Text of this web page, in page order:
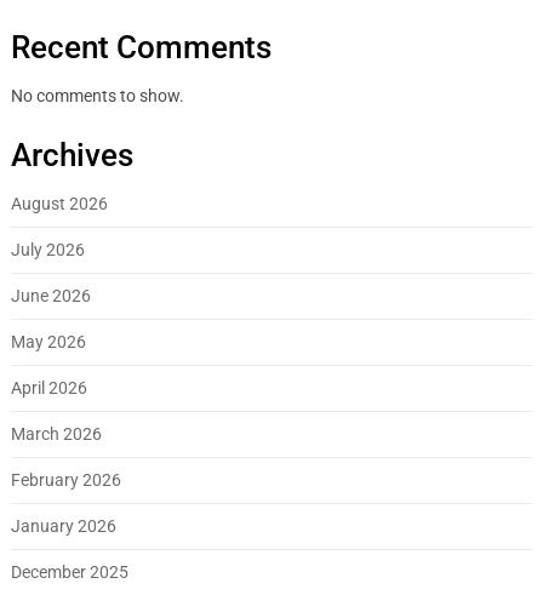
Recent Comments
No comments to show.
Archives
August 2026
July 2026
June 2026
May 2026
April 2026
March 2026
February 2026
January 2026
December 2025